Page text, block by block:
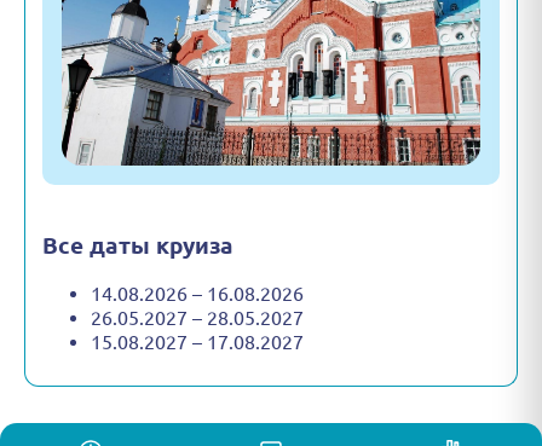
Все даты круиза
14.08.2026 – 16.08.2026
26.05.2027 – 28.05.2027
15.08.2027 – 17.08.2027